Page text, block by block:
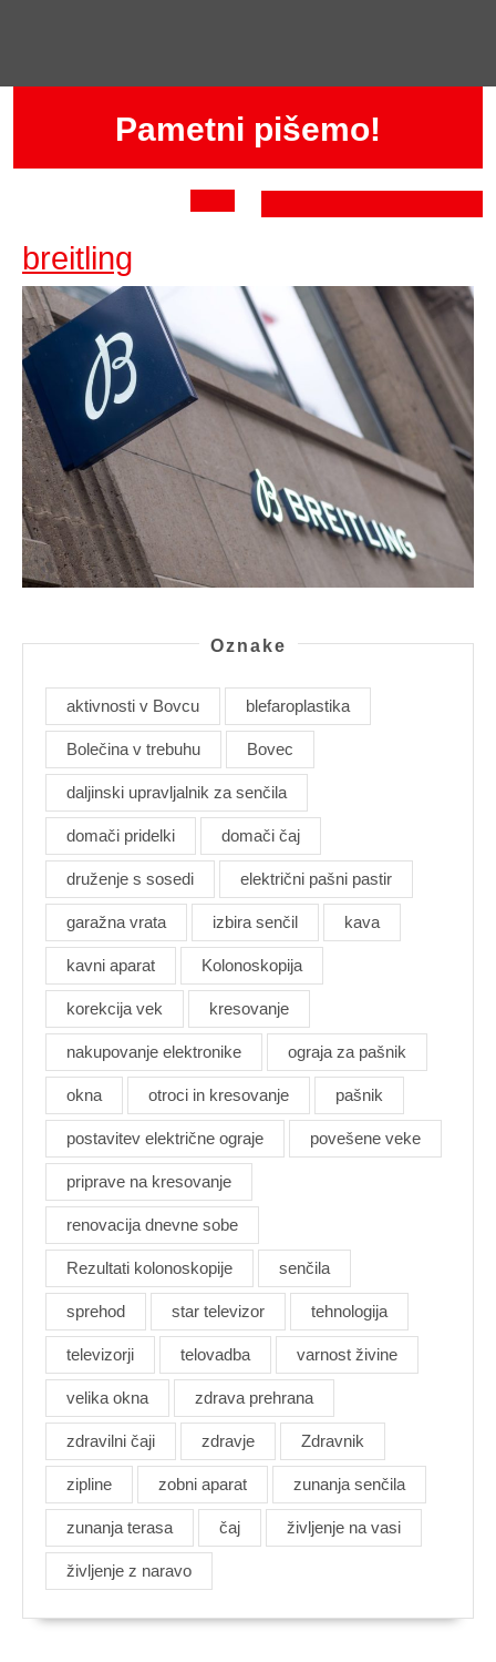
Pametni pišemo!
Button
breitling
Oznake
aktivnosti v Bovcu blefaroplastika
Bolečina v trebuhu Bovec
daljinski upravljalnik za senčila
domači pridelki domači čaj
druženje s sosedi električni pašni pastir
garažna vrata izbira senčil kava
kavni aparat Kolonoskopija
korekcija vek kresovanje
nakupovanje elektronike ograja za pašnik
okna otroci in kresovanje pašnik
postavitev električne ograje povešene veke
priprave na kresovanje
renovacija dnevne sobe
Rezultati kolonoskopije senčila
sprehod star televizor tehnologija
televizorji telovadba varnost živine
velika okna zdrava prehrana
zdravilni čaji zdravje Zdravnik
zipline zobni aparat zunanja senčila
zunanja terasa čaj življenje na vasi
življenje z naravo